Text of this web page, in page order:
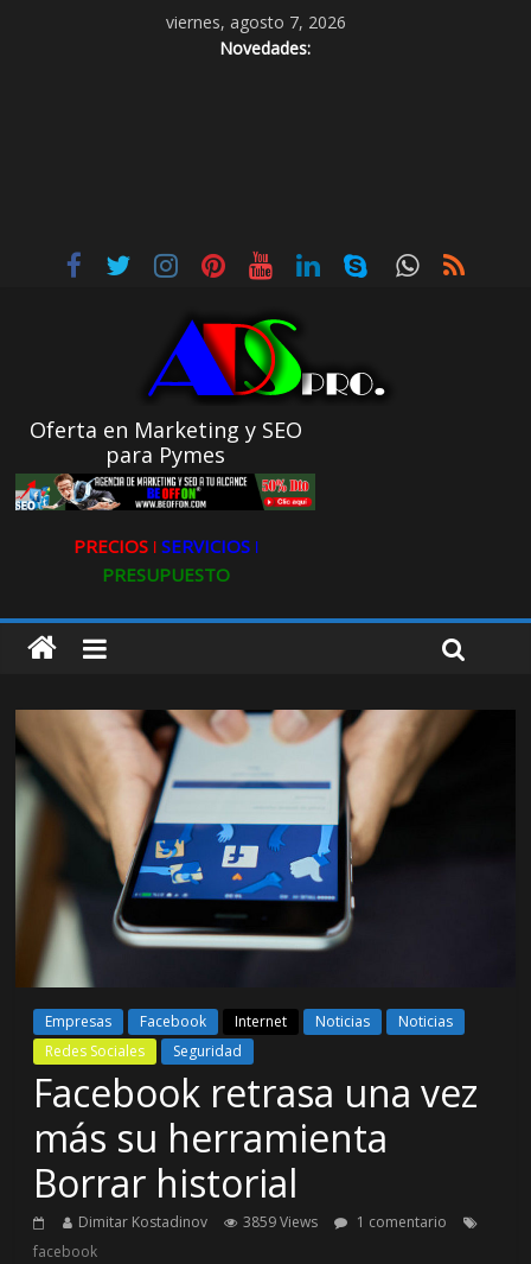
viernes, agosto 7, 2026
Novedades:
Oferta en Marketing y SEO
para Pymes
PRECIOS ǀ SERVICIOS ǀ
PRESUPUESTO
Empresas Facebook Internet Noticias
Noticias
Redes Sociales
Seguridad
Facebook retrasa una vez
más su herramienta
Borrar historial
Dimitar Kostadinov 3859 Views
1 comentario
facebook